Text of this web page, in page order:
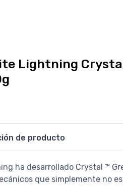
Lightning
de producto
ha desarrollado Crystal ™
que simplemente no